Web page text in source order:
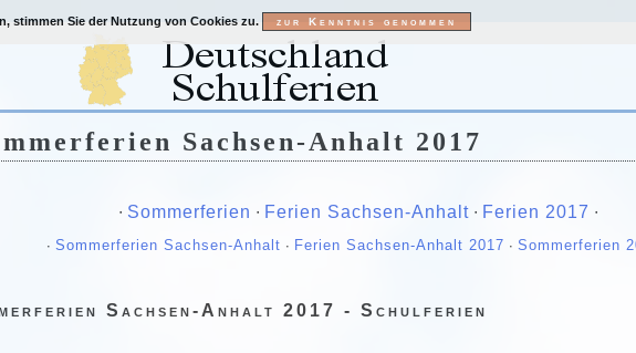
Sachsen-Anhalt 2017
∙ Sommerferien ∙ Ferien Sachsen-Anhalt ∙ Ferien 2017 ∙
∙ Sommerferien Sachsen-Anhalt ∙ Ferien Sachsen-Anhalt 2017 ∙ Sommerferien
Sachsen-Anhalt 2017 - Schulferien
stimmen Sie der Nutzung von Cookies zu.